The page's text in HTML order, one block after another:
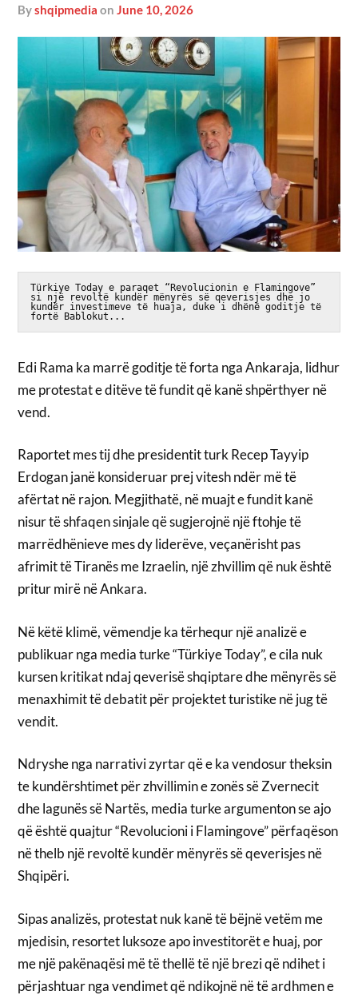
byshqipmedia onJune 10, 2026
Türkiye Today e paraqet “Revolucionin e Flamingove”
si një revoltë kundër mënyrës së qeverisjes dhe jo
kundër investimeve të huaja, duke i dhënë goditje të
fortë Bablokut...
Edi Rama ka marrë goditje të forta nga Ankaraja, lidhur
me protestat e ditëve të fundit që kanë shpërthyer në
vend.
Raportet mes tij dhe presidentit turk Recep Tayyip
Erdogan janë konsideruar prej vitesh ndër më të
afërtat në rajon. Megjithatë, në muajt e fundit kanë
nisur të shfaqen sinjale që sugjerojnë një ftohje të
marrëdhënieve mes dy liderëve, veçanërisht pas
afrimit të Tiranës me Izraelin, një zhvillim që nuk është
pritur mirë në Ankara.
Në këtë klimë, vëmendje ka tërhequr një analizë e
publikuar nga media turke “Türkiye Today”, e cila nuk
kursen kritikat ndaj qeverisë shqiptare dhe mënyrës së
menaxhimit të debatit për projektet turistike në jug të
vendit.
Ndryshe nga narrativi zyrtar që e ka vendosur theksin
te kundërshtimet për zhvillimin e zonës së Zvernecit
dhe lagunës së Nartës, media turke argumenton se ajo
që është quajtur “Revolucioni i Flamingove” përfaqëson
në thelb një revoltë kundër mënyrës së qeverisjes në
Shqipëri.
Sipas analizës, protestat nuk kanë të bëjnë vetëm me
mjedisin, resortet luksoze apo investitorët e huaj, por
me një pakënaqësi më të thellë të një brezi që ndihet i
përjashtuar nga vendimet që ndikojnë në të ardhmen e